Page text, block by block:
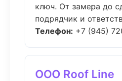
ключ. От замера до
подрядчик и
Телефон: +7 (945)
ООО Roof Line